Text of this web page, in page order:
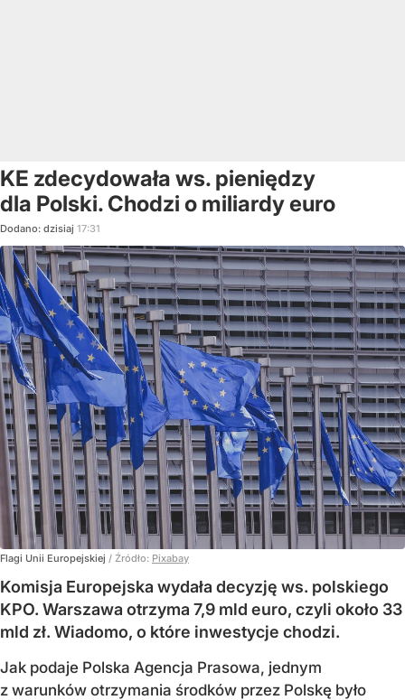
KE zdecydowała ws. pieniędzy
dla Polski. Chodzi o miliardy euro
Dodano: dzisiaj 17:31
Flagi Unii Europejskiej / Źródło: Pixabay
Komisja Europejska wydała decyzję ws. polskiego
KPO. Warszawa otrzyma 7,9 mld euro, czyli około 33
mld zł. Wiadomo, o które inwestycje chodzi.
Jak podaje Polska Agencja Prasowa, jednym
z warunków otrzymania środków przez Polskę było